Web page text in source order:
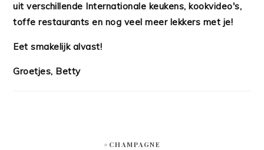
uit verschillende Internationale keukens, kookvideo's,
toffe restaurants en nog veel meer lekkers met je!
Eet smakelijk alvast!
Groetjes, Betty
#CHAMPAGNE